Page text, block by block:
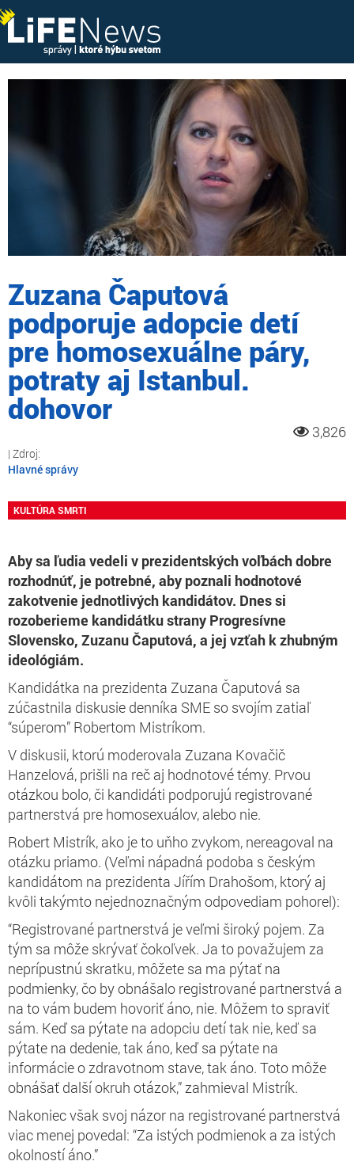
Zuzana Čaputová
podporuje adopcie detí
pre homosexuálne páry,
potraty aj Istanbul.
dohovor
3,826
Hlavné správy
KULTÚRA SMRTI
Aby sa ľudia vedeli v prezidentských voľbách dobre
rozhodnúť, je potrebné, aby poznali hodnotové
zakotvenie jednotlivých kandidátov. Dnes si
rozoberieme kandidátku strany Progresívne
Slovensko, Zuzanu Čaputová, a jej vzťah k zhubným
ideológiám.
Kandidátka na prezidenta Zuzana Čaputová sa
zúčastnila diskusie denníka SME so svojím zatiaľ
“súperom” Robertom Mistríkom.
V diskusii, ktorú moderovala Zuzana Kovačič
Hanzelová, prišli na reč aj hodnotové témy. Prvou
otázkou bolo, či kandidáti podporujú registrované
partnerstvá pre homosexuálov, alebo nie.
Robert Mistrík, ako je to uňho zvykom, nereagoval na
otázku priamo. (Veľmi nápadná podoba s českým
kandidátom na prezidenta Jířím Drahošom, ktorý aj
kvôli takýmto nejednoznačným odpovediam pohorel):
“Registrované partnerstvá je veľmi široký pojem. Za
tým sa môže skrývať čokoľvek. Ja to považujem za
neprípustnú skratku, môžete sa ma pýtať na
podmienky, čo by obnášalo registrované partnerstvá a
na to vám budem hovoriť áno, nie. Môžem to spraviť
sám. Keď sa pýtate na adopciu detí tak nie, keď sa
pýtate na dedenie, tak áno, keď sa pýtate na
informácie o zdravotnom stave, tak áno. Toto môže
obnášať další okruh otázok,” zahmieval Mistrík.
Nakoniec však svoj názor na registrované partnerstvá
viac menej povedal: “Za istých podmienok a za istých
okolností áno.”